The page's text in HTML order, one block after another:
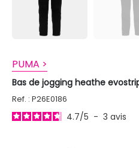
PUMA >
Bas de jogging heathe
Ref. : P26E0186
4.7/5 - 3 avis